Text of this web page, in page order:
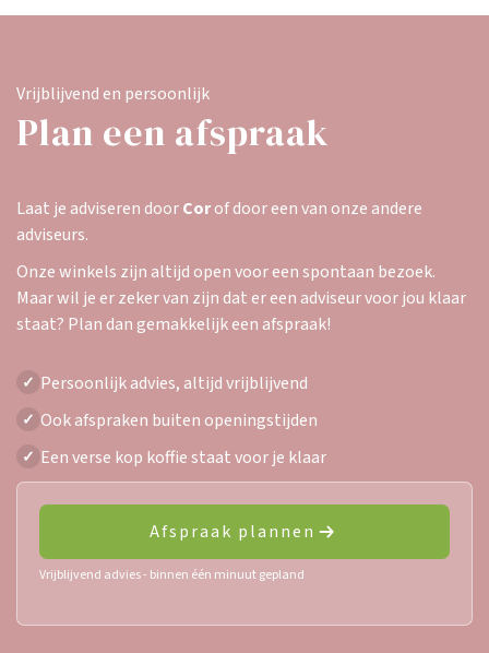
Vrijblijvend en persoonlijk
Plan een afspraak
Laat je adviseren doorCorof door een van onze andere
adviseurs.
Onze winkels zijn altijd open voor een spontaan bezoek.
Maar wil je er zeker van zijn dat er een adviseur voor jou klaar
staat? Plan dan gemakkelijk een afspraak!
Afspraak plannen
Vrijblijvend advies - binnen één minuut gepland
✓ Persoonlijk advies, altijd vrijblijvend
✓ Ook afspraken buiten openingstijden
✓ Een verse kop koffie staat voor je klaar